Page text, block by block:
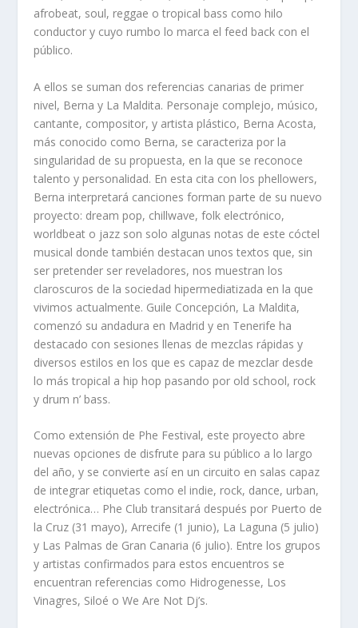
afrobeat, soul, reggae o tropical bass como hilo
conductor y cuyo rumbo lo marca el feed back con el
público.
A ellos se suman dos referencias canarias de primer
nivel, Berna y La Maldita. Personaje complejo, músico,
cantante, compositor, y artista plástico, Berna Acosta,
más conocido como Berna, se caracteriza por la
singularidad de su propuesta, en la que se reconoce
talento y personalidad. En esta cita con los phellowers,
Berna interpretará canciones forman parte de su nuevo
proyecto: dream pop, chillwave, folk electrónico,
worldbeat o jazz son solo algunas notas de este cóctel
musical donde también destacan unos textos que, sin
ser pretender ser reveladores, nos muestran los
claroscuros de la sociedad hipermediatizada en la que
vivimos actualmente. Guile Concepción, La Maldita,
comenzó su andadura en Madrid y en Tenerife ha
destacado con sesiones llenas de mezclas rápidas y
diversos estilos en los que es capaz de mezclar desde
lo más tropical a hip hop pasando por old school, rock
y drum n’ bass.
Como extensión de Phe Festival, este proyecto abre
nuevas opciones de disfrute para su público a lo largo
del año, y se convierte así en un circuito en salas capaz
de integrar etiquetas como el indie, rock, dance, urban,
electrónica… Phe Club transitará después por Puerto de
la Cruz (31 mayo), Arrecife (1 junio), La Laguna (5 julio)
y Las Palmas de Gran Canaria (6 julio). Entre los grupos
y artistas confirmados para estos encuentros se
encuentran referencias como Hidrogenesse, Los
Vinagres, Siloé o We Are Not Dj’s.